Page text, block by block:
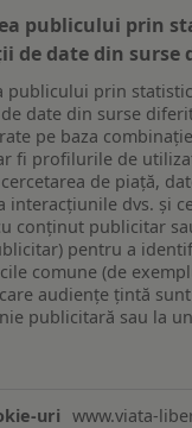
publicului prin
de date din surse
publicului prin
date din surse
pe baza
fi profilurile de
de piață,
interacțiunile dvs. și
conținut publicitar
pentru a
comune (de
audiențe țintă
publicitară sau la
www.viata-